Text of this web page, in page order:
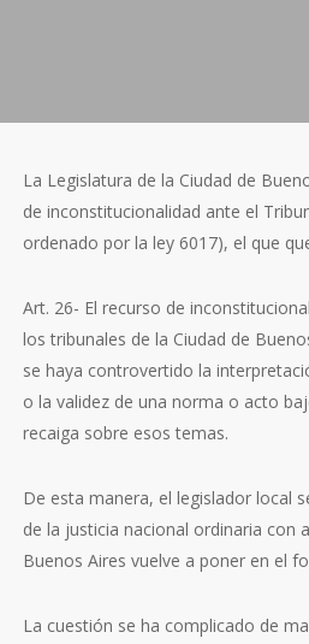
La Legislatura de la Ciudad de
de inconstitucionalidad ante el
ordenado por la ley 6017), el que
Art. 26- El recurso de
los tribunales de la Ciudad de
se haya controvertido la
o la validez de una norma o acto
recaiga sobre esos temas.
De esta manera, el legislador local
de la justicia nacional ordinaria con
Buenos Aires vuelve a poner en el
La cuestión se ha complicado de